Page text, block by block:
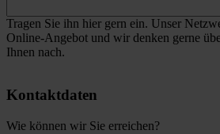
Tragen Sie ihn hier gern ein. Unser
Online-Angebot und wir denken gerne
Ihnen nach.
Kontaktdaten
Wie können wir Sie erreichen?